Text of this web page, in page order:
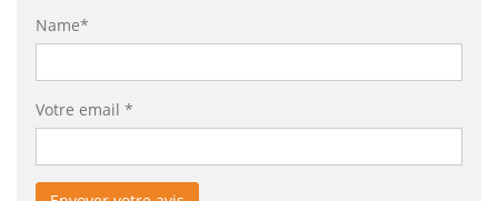
Name*
Votre email *